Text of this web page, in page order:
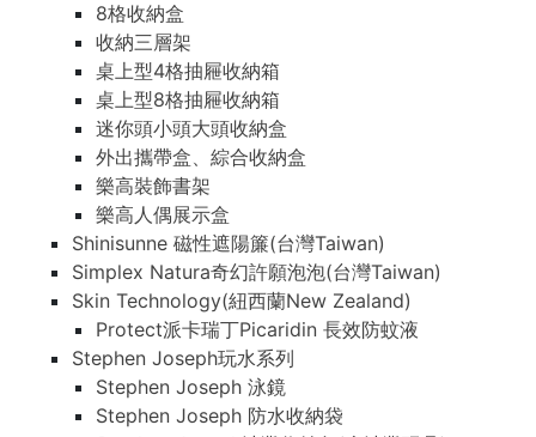
8格收納盒
收納三層架
桌上型4格抽屜收納箱
桌上型8格抽屜收納箱
迷你頭小頭大頭收納盒
外出攜帶盒、綜合收納盒
樂高裝飾書架
樂高人偶展示盒
Shinisunne 磁性遮陽簾(台灣Taiwan)
Simplex Natura奇幻許願泡泡(台灣Taiwan)
Skin Technology(紐西蘭New Zealand)
Protect派卡瑞丁Picaridin 長效防蚊液
Stephen Joseph玩水系列
Stephen Joseph 泳鏡
Stephen Joseph 防水收納袋